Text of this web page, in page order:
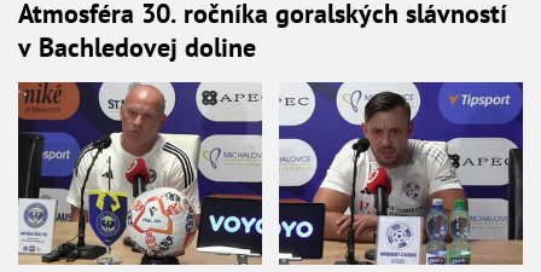
Atmosféra 30. ročníka goralských slávností
v Bachledovej doline